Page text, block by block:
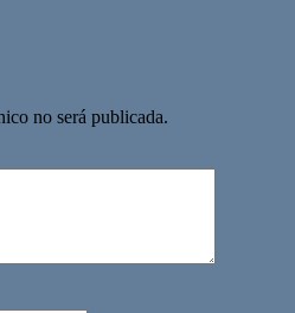
no será publicada.